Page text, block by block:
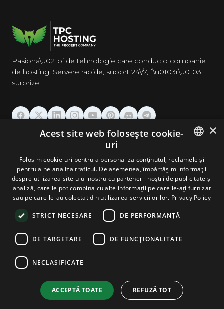
Pasiona\u021bi de tehnologie care conduc o companie
de hosting. Servere rapide, suport 24\/7, f\u0103r\u0103
surprize.
GĂZDUIRE
DOMENII & EMAIL
UNELTE & SECURITATE
COMPANIE
Terms and Conditions
ENGLISH
GERMAN
ROMANIAN
×
Acest site web folosește cookie-
uri
Folosim cookie-uri pentru a personaliza conținutul, reclamele și
pentru a ne analiza traficul. De asemenea, împărtășim informații
despre utilizarea site-ului nostru cu partenerii noștri de publicitate și
analiză, care le pot combina cu alte informații pe care le-ați furnizat
sau pe care le-au colectat din utilizarea serviciilor lor. Privacy Policy
STRICT NECESARE DE PERFORMANȚĂ
DE TARGETARE DE FUNCŢIONALITATE
NECLASIFICATE
ACCEPTĂ TOATE REFUZĂ TOT